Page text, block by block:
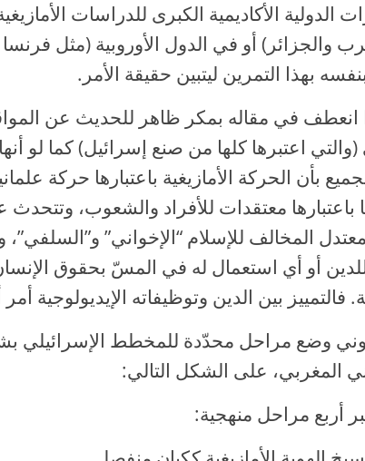
الدولية الأكاديمية الكبرى للدراسات
والجزائر) أو في الدول الأوروبية (مثل فرنسا
بهذا التمرين ليتبين حقيقة الأمر.
انعطف في مقاله بمكر ظاهر للحديث عن
(والتي اعتبرها كلها من صنع إسرائيل) كما لو
بأن الحركة الأمازيغية باعتبارها حركة
باعتبارها معتقدات للأفراد والشعوب، وتتحدث
المخالف للإسلام “الإخواني”
أو أي استعمال له في المسّ بحقوق
فالتمييز بين الدين وتوظيفاته الإيديولوجية
وضع مراحل محدّدة للمخطط الإسرائيلي
المغربي، على الشكل التالي:
أربع مراحل منهجية: